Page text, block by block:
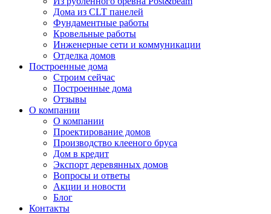
Дома из CLT панелей
Фундаментные работы
Кровельные работы
Инженерные сети и коммуникации
Отделка домов
Построенные дома
Строим сейчас
Построенные дома
Отзывы
О компании
О компании
Проектирование домов
Производство клееного бруса
Дом в кредит
Экспорт деревянных домов
Вопросы и ответы
Акции и новости
Блог
Контакты